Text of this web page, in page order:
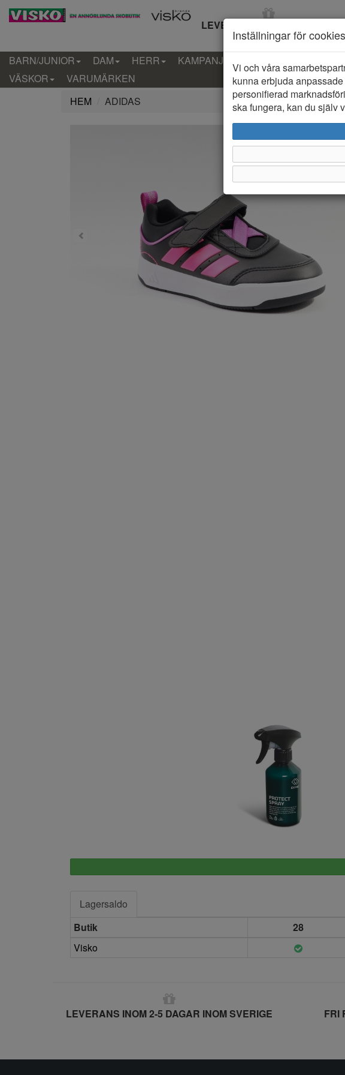
LEVERANS INOM 2-5 DAGAR
BARN/JUNIOR DAM HERR KAMPANJ KLÄDER-BARN
VÄSKOR
VARUMÄRKEN
HEM
ADIDAS
Lagersaldo
Butik
28
Visko
LEVERANS INOM 2-5 DAGAR INOM SVERIGE FRI
Inställningar för cookies
Vi och våra
kunna erbjuda
personifierad
ska fungera, kan du själv